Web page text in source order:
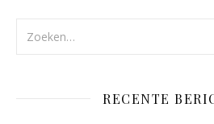
RECENTE